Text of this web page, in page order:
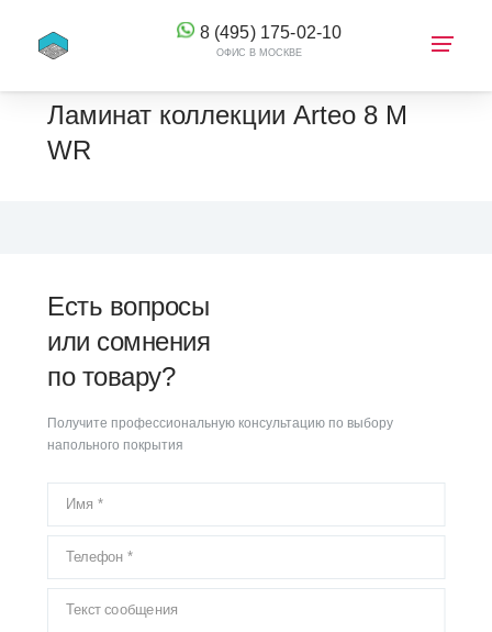
8 (495) 175-02-10
ОФИС В МОСКВЕ
Ламинат коллекции Arteo 8 M
WR
Есть вопросы
или сомнения
по товару?
Получите профессиональную консультацию по выбору
напольного покрытия